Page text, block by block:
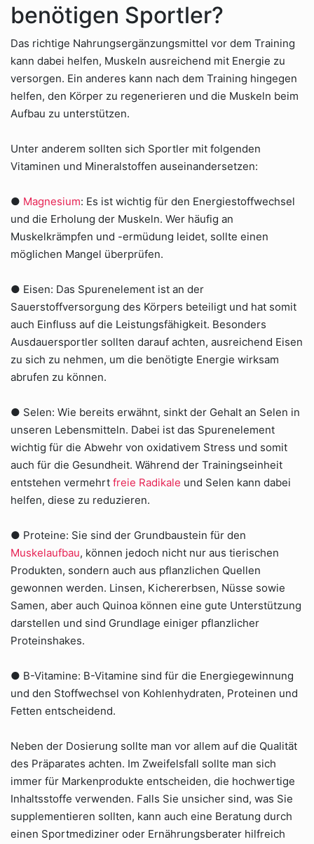
benötigen Sportler?
Das richtige Nahrungsergänzungsmittel vor dem Training
kann dabei helfen, Muskeln ausreichend mit Energie zu
versorgen. Ein anderes kann nach dem Training hingegen
helfen, den Körper zu regenerieren und die Muskeln beim
Aufbau zu unterstützen.
Unter anderem sollten sich Sportler mit folgenden
Vitaminen und Mineralstoffen auseinandersetzen:
● Magnesium: Es ist wichtig für den Energiestoffwechsel
und die Erholung der Muskeln. Wer häufig an
Muskelkrämpfen und -ermüdung leidet, sollte einen
möglichen Mangel überprüfen.
● Eisen: Das Spurenelement ist an der
Sauerstoffversorgung des Körpers beteiligt und hat somit
auch Einfluss auf die Leistungsfähigkeit. Besonders
Ausdauersportler sollten darauf achten, ausreichend Eisen
zu sich zu nehmen, um die benötigte Energie wirksam
abrufen zu können.
● Selen: Wie bereits erwähnt, sinkt der Gehalt an Selen in
unseren Lebensmitteln. Dabei ist das Spurenelement
wichtig für die Abwehr von oxidativem Stress und somit
auch für die Gesundheit. Während der Trainingseinheit
entstehen vermehrt freie Radikale und Selen kann dabei
helfen, diese zu reduzieren.
● Proteine: Sie sind der Grundbaustein für den
Muskelaufbau, können jedoch nicht nur aus tierischen
Produkten, sondern auch aus pflanzlichen Quellen
gewonnen werden. Linsen, Kichererbsen, Nüsse sowie
Samen, aber auch Quinoa können eine gute Unterstützung
darstellen und sind Grundlage einiger pflanzlicher
Proteinshakes.
● B-Vitamine: B-Vitamine sind für die Energiegewinnung
und den Stoffwechsel von Kohlenhydraten, Proteinen und
Fetten entscheidend.
Neben der Dosierung sollte man vor allem auf die Qualität
des Präparates achten. Im Zweifelsfall sollte man sich
immer für Markenprodukte entscheiden, die hochwertige
Inhaltsstoffe verwenden. Falls Sie unsicher sind, was Sie
supplementieren sollten, kann auch eine Beratung durch
einen Sportmediziner oder Ernährungsberater hilfreich